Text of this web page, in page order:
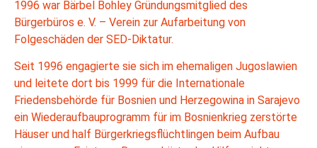
1996 war Bärbel Bohley Gründungsmitglied des
Bürgerbüros e. V. – Verein zur Auf­arbeitung von
Folgeschäden der SED-Diktatur.
Seit 1996 engagierte sie sich im ehemaligen Jugoslawien
und leitete dort bis 1999 für die Internationale
Friedensbehörde für Bosnien und Herzegowina in Sarajevo
ein Wiederaufbauprogramm für im Bosnienkrieg zerstörte
Häuser und half Bürgerkriegsflüchtlingen beim Aufbau